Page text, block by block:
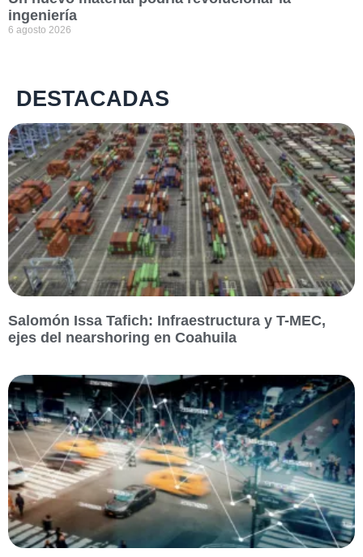
ingeniería
6 agosto 2026
DESTACADAS
Salomón Issa Tafich: Infraestructura y T-MEC,
ejes del nearshoring en Coahuila